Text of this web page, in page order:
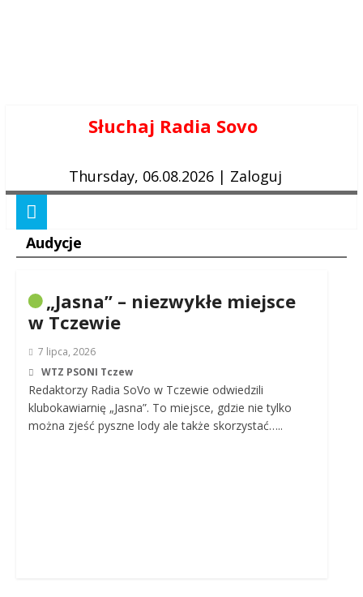
Słuchaj Radia Sovo
Thursday, 06.08.2026 | Zaloguj
Audycje
„Jasna” – niezwykłe miejsce
w Tczewie
7 lipca, 2026
WTZ PSONI Tczew
Redaktorzy Radia SoVo w Tczewie odwiedzili
klubokawiarnię „Jasna”. To miejsce, gdzie nie tylko
można zjeść pyszne lody ale także skorzystać…..